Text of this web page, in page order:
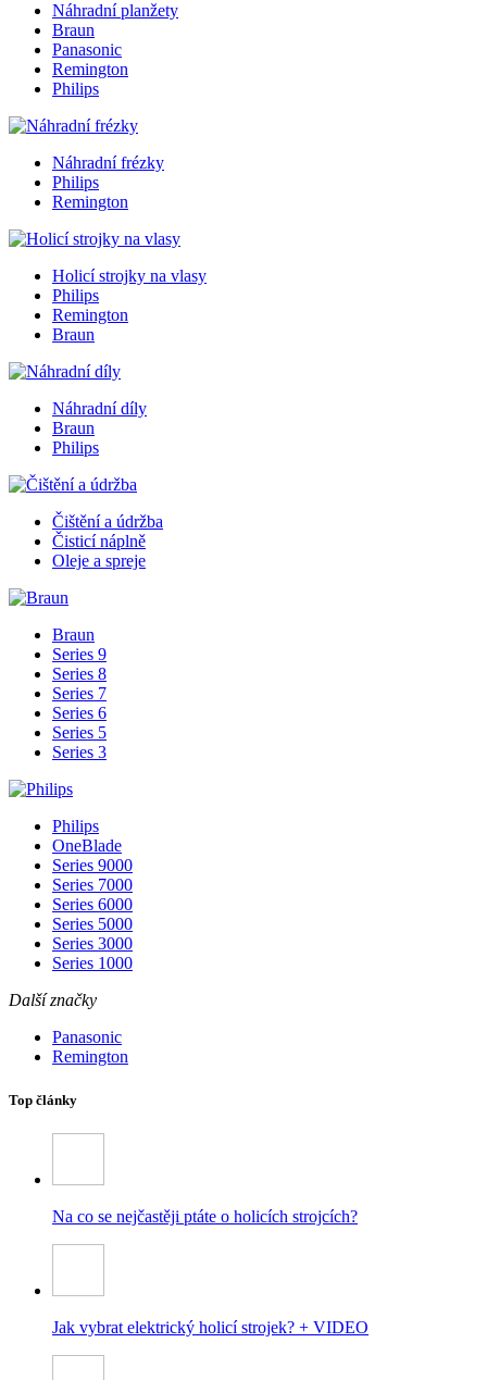
Náhradní planžety
Braun
Panasonic
Remington
Philips
Náhradní frézky
Philips
Remington
Holicí strojky na vlasy
Philips
Remington
Braun
Náhradní díly
Braun
Philips
Čištění a údržba
Čisticí náplně
Oleje a spreje
Braun
Series 9
Series 8
Series 7
Series 6
Series 5
Series 3
Philips
OneBlade
Series 9000
Series 7000
Series 6000
Series 5000
Series 3000
Series 1000
Další značky
Panasonic
Remington
Top články
Na co se nejčastěji ptáte o holicích strojcích?
Jak vybrat elektrický holicí strojek? + VIDEO